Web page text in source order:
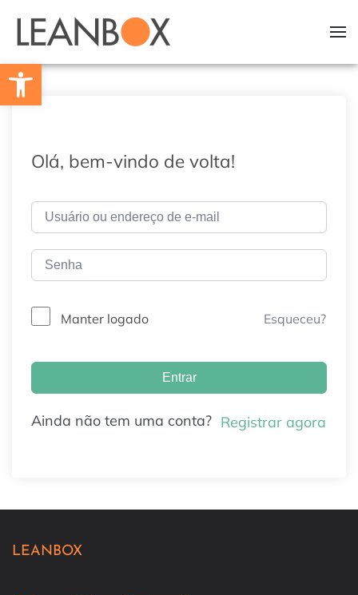
Barra de Ferramentas Aberta
Skip to main content
Olá, bem-vindo de volta!
Manter logado Esqueceu?
Entrar
Ainda não tem uma conta? Registrar agora
LEANBOX